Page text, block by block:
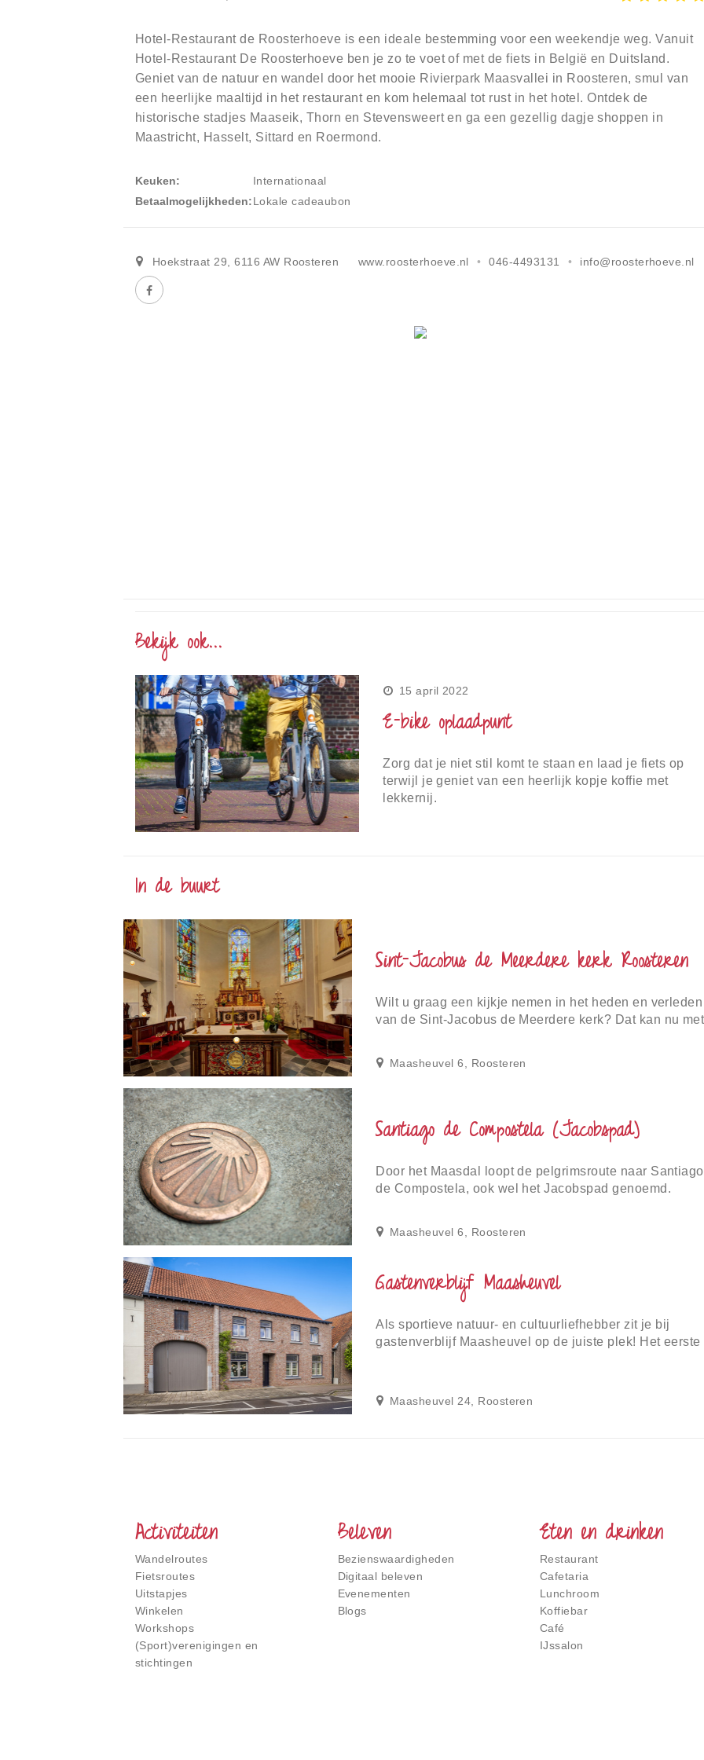
Hotel-Restaurant de Roosterhoeve is een ideale bestemming voor een weekendje weg. Vanuit
Hotel-Restaurant De Roosterhoeve ben je zo te voet of met de fiets in België en Duitsland.
Geniet van de natuur en wandel door het mooie Rivierpark Maasvallei in Roosteren, smul van
een heerlijke maaltijd in het restaurant en kom helemaal tot rust in het hotel. Ontdek de
historische stadjes Maaseik, Thorn en Stevensweert en ga een gezellig dagje shoppen in
Maastricht, Hasselt, Sittard en Roermond.
Keuken
Internationaal
Betaalmogelijkheden Lokale cadeaubon
Hoekstraat 29 ,6116 AW Roosteren www.roosterhoeve.nl 046-4493131 info@roosterhoeve.nl
Bekijk ook...
15 april 2022
E-bike oplaadpunt
Zorg dat je niet stil komt te staan en laad je fiets op
terwijl je geniet van een heerlijk kopje koffie met
lekkernij.
In de buurt
Sint-Jacobus de Meerdere kerk Roosteren
Wilt u graag een kijkje nemen in het heden en verleden
van de Sint-Jacobus de Meerdere kerk? Dat kan nu met
Maasheuvel 6, Roosteren
Santiago de Compostela (Jacobspad)
Door het Maasdal loopt de pelgrimsroute naar Santiago
de Compostela, ook wel het Jacobspad genoemd.
Maasheuvel 6, Roosteren
Gastenverblijf Maasheuvel
Als sportieve natuur- en cultuurliefhebber zit je bij
gastenverblijf Maasheuvel op de juiste plek! Het eerste
Maasheuvel 24, Roosteren
Activiteiten
Wandelroutes
Fietsroutes
Uitstapjes
Winkelen
Workshops
(Sport)verenigingen en
stichtingen
Beleven
Bezienswaardigheden
Digitaal beleven
Evenementen
Blogs
Eten en drinken
Restaurant
Cafetaria
Lunchroom
Koffiebar
Café
IJssalon